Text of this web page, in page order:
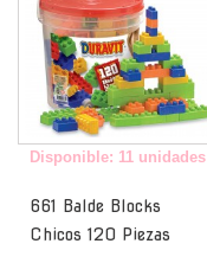
Disponible: 11 unidades
661 Balde Blocks
Chicos 120 Piezas